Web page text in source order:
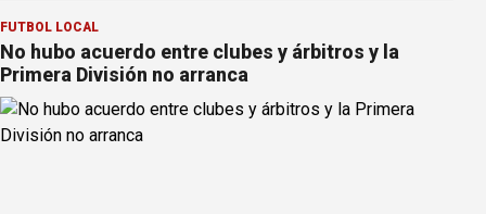
FÚTBOL LOCAL
No hubo acuerdo entre clubes y árbitros y la
Primera División no arranca